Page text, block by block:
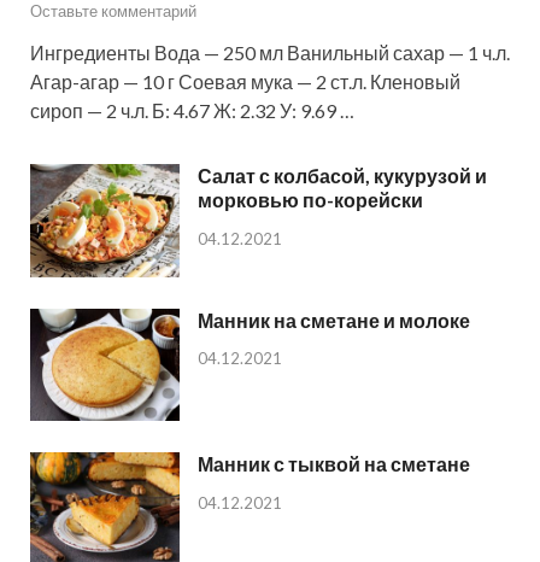
Оставьте комментарий
Ингредиенты Вода — 250 мл Ванильный сахар — 1 ч.л.
Агар-агар — 10 г Соевая мука — 2 ст.л. Кленовый
сироп — 2 ч.л. Б: 4.67 Ж: 2.32 У: 9.69 …
Салат с колбасой, кукурузой и
морковью по-корейски
04.12.2021
Манник на сметане и молоке
04.12.2021
Манник с тыквой на сметане
04.12.2021